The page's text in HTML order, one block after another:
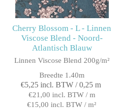
Cherry Blossom - L - Linnen
Viscose Blend - Noord-
Atlantisch Blauw
Linnen Viscose Blend 200g/m²
Breedte 1.40m
€5,25 incl. BTW / 0,25 m
€21,00 incl. BTW / m
€15,00 incl. BTW / m²